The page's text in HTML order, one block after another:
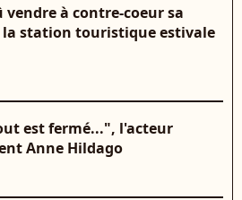
vendre à contre-coeur sa
la station touristique estivale
est fermé...", l'acteur
Anne Hildago